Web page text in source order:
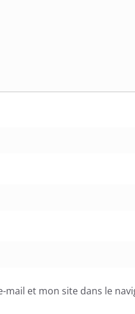
mail et mon site dans le